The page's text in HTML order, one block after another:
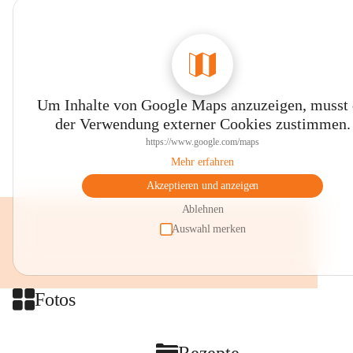
Um Inhalte von Google Maps anzuzeigen, musst
der Verwendung externer Cookies zustimmen.
https://www.google.com/maps
Mehr erfahren
Akzeptieren und anzeigen
Ablehnen
Auswahl merken
Fotos